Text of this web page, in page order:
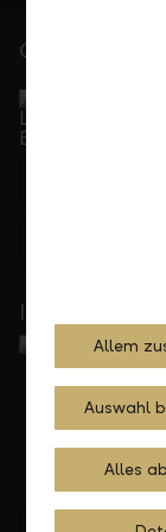
Gerne für Sie
In Ihrer Nähe
Allem
Auswahl
Alles